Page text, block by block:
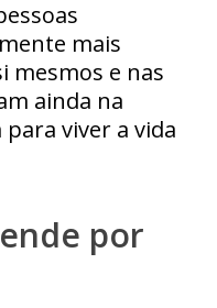
mais
mesmos e nas
ainda na
viver a vida
por